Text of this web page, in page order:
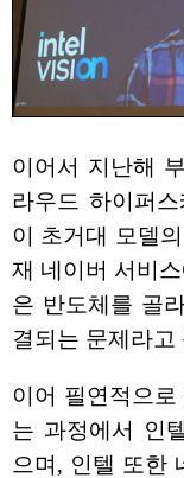
이어서 지난해
라우드 하이퍼
이 초거대 모델
재 네이버 서비
은 반도체를 골
결되는 문제라고
이어 필연적으
는 과정에서 인
으며, 인텔 또한